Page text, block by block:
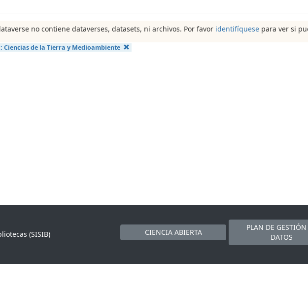
no contiene dataverses, datasets, ni archivos. Por favor identifíquese para ver si
Ciencias de la Tierra y Medioambiente
(SISIB)
CIENCIA ABIERTA
PLAN DE GESTIÓN
DATOS